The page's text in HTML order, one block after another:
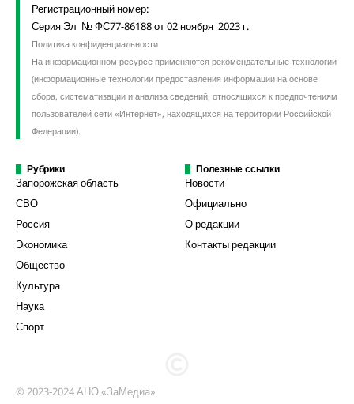
Регистрационный номер:
Серия Эл № ФС77-86188 от 02 ноября 2023 г.
Политика конфиденциальности
На информационном ресурсе применяются рекомендательные технологии
(информационные технологии предоставления информации на основе
сбора, систематизации и анализа сведений, относящихся к предпочтениям
пользователей сети «Интернет», находящихся на территории Российской
Федерации).
Рубрики
Запорожская область
СВО
Россия
Экономика
Общество
Культура
Наука
Спорт
Полезные ссылки
Новости
Официально
О редакции
Контакты редакции
© 2023-2024 АНО «ЗаМедиа»